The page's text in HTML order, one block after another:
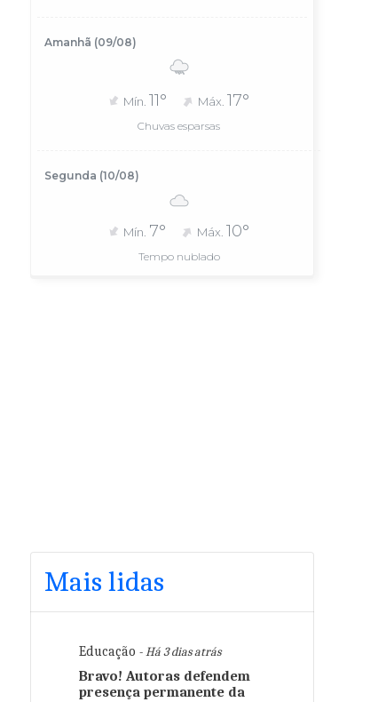
Amanhã (09/08)
Mín. 11° Máx. 17°
Chuvas esparsas
Segunda (10/08)
Mín. 7° Máx. 10°
Tempo nublado
Mais lidas
Educação - Há 3 dias atrás
Bravo! Autoras defendem
presença permanente da